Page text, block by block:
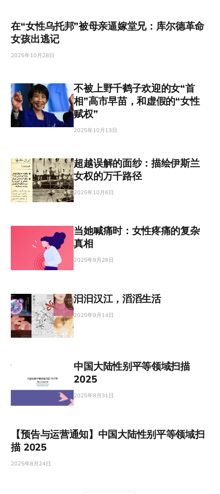
在“女性乌托邦”被母亲逼嫁堂兄：库尔德革命
女孩出逃记
2025年10月28日
不被上野千鹤子欢迎的女“首
相”高市早苗，和虚假的“女性
赋权”
2025年10月13日
超越误解的面纱：描绘伊斯兰
女权的万千路径
2025年10月6日
当她喊痛时：女性疼痛的复杂
真相
2025年9月28日
汩汩汉江，滔滔生活
2025年9月14日
中国大陆性别平等领域扫描
2025
2025年8月31日
【预告与运营通知】中国大陆性别平等领域扫
描 2025
2025年8月24日